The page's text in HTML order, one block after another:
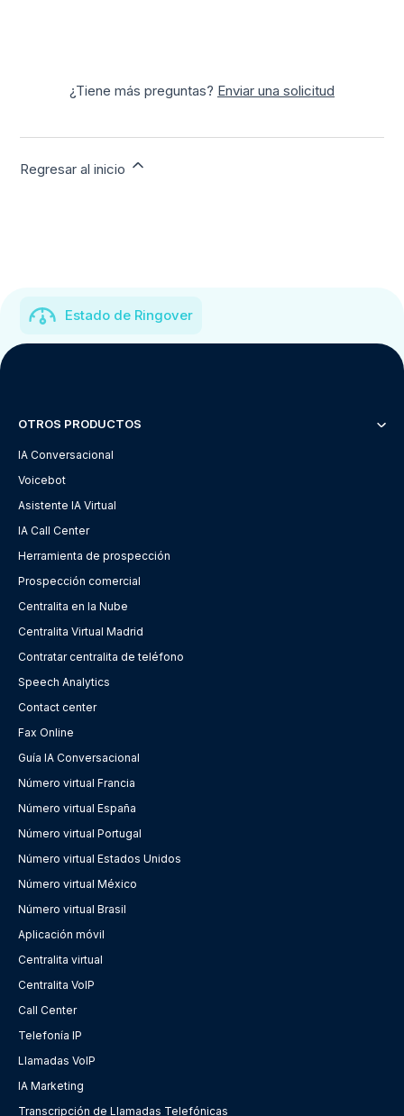
¿Tiene más preguntas? Enviar una solicitud
Regresar al inicio
Estado de Ringover
OTROS PRODUCTOS
IA Conversacional
Voicebot
Asistente IA Virtual
IA Call Center
Herramienta de prospección
Prospección comercial
Centralita en la Nube
Centralita Virtual Madrid
Contratar centralita de teléfono
Speech Analytics
Contact center
Fax Online
Guía IA Conversacional
Número virtual Francia
Número virtual España
Número virtual Portugal
Número virtual Estados Unidos
Número virtual México
Número virtual Brasil
Aplicación móvil
Centralita virtual
Centralita VoIP
Call Center
Telefonía IP
Llamadas VoIP
IA Marketing
Transcripción de Llamadas Telefónicas